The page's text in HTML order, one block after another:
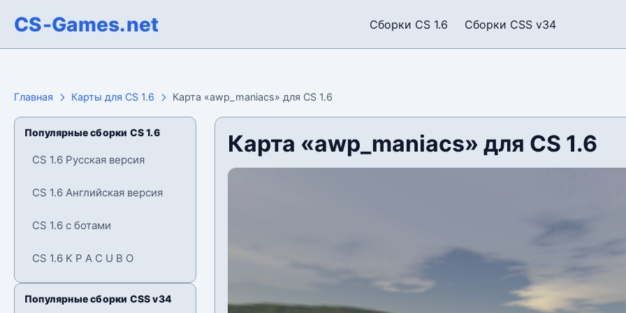
CS-Games.net Сборки CS 1.6 Сборки CSS v34
Главная Карты для CS 1.6 Карта «awp_maniacs» для CS 1.6
Популярные сборки CS 1.6
CS 1.6 Русская версия
CS 1.6 Английская версия
CS 1.6 с ботами
CS 1.6 K P A C U B O
Популярные сборки CSS v34
Карта «awp_maniacs» для CS 1.6